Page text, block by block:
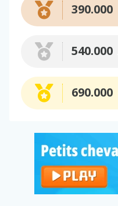
390.000
540.000
690.000